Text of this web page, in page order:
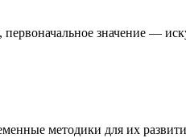
значение —
методики для их